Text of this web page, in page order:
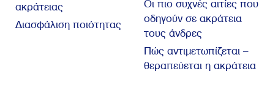
ακράτειας
Διασφάλιση ποιότητας
Οι πιο συχνές αιτίες που
οδηγούν σε ακράτεια
τους άνδρες
Πώς αντιμετωπίζεται –
θεραπεύεται η ακράτεια